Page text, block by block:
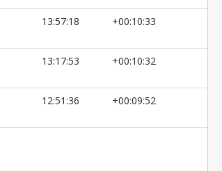
13:57:18 +00:10:33
13:17:53 +00:10:32
12:51:36 +00:09:52